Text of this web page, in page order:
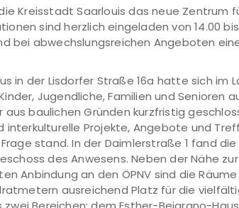
Kreisstadt Saarlouis das neue Zentrum
sind herzlich eingeladen von 14.00 bis
bei abwechslungsreichen Angeboten
in der Lisdorfer Straße 16a hatte sich im
Jugendliche, Familien und Senioren
baulichen Gründen kurzfristig
interkulturelle Projekte, Angebote und
stand. In der Daimlerstraße 1 fand
des Anwesens. Neben der Nähe zur
Anbindung an den ÖPNV sind die Räume
ausreichend Platz für die